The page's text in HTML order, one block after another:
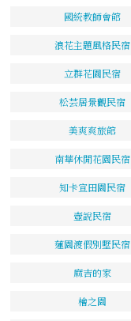
國統教師會館
浪花主題風格民宿
立群花園民宿
松芸居景觀民宿
美爽爽旅館
南華休閒花園民宿
知卡宣田園民宿
壺說民宿
蓮園渡假別墅民宿
麻吉的家
檜之園